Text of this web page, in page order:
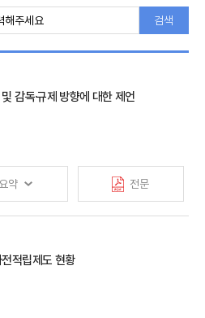
변경되었다. IFRS17에서는 CSM 확보가
키는 전략이 되므로 장기보장성 상품
자자, 소비자 등 이해관계자들은 가정에
예상된다. 또한 IFRS17 도입과 함께
도입되므로 조건부자본증권, 파생상품
할 필요가 있다.
CSM을 적용할 계획을 밝히고 있으며,
한 집중도가 높아져 보험회사 간 경쟁이
약, CSM 자체가 아니라 보험위험뿐만
‘조정 CSM’을 평가지표로 활용한다면
정 부분 이루어질 것으로 보인다.
계제도는 보험산업 자본 및 성과의
, 제도의 안정적 정착과 시장규율기능
완이 지속적으로 이루어져야 할 것이다.
조사
검색
감독·규제 방향에 대한 제언
요약 전문
사에 의하면, 보험회사 CEO들은
께 IFRS17 및 K-ICS 등 시가평가
적립제도 현황